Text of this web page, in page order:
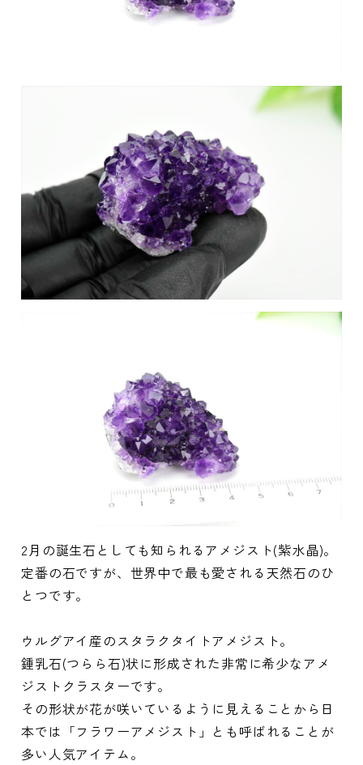
2月の誕生石としても知られるアメジスト(紫水晶)。
定番の石ですが、世界中で最も愛される天然石のひ
とつです。
ウルグアイ産のスタラクタイトアメジスト。
鍾乳石(つらら石)状に形成された非常に希少なアメ
ジストクラスターです。
その形状が花が咲いているように見えることから日
本では「フラワーアメジスト」とも呼ばれることが
多い人気アイテム。